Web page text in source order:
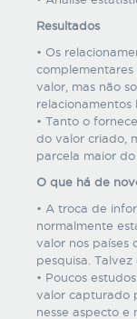
Resultados
• Os
complementares
valor, mas não
relacionamentos
• Tanto o
do valor criado,
parcela maior
O que há de
• A troca de
normalmente
valor nos países
pesquisa. Talvez
• Poucos
valor capturado
nesse aspecto e